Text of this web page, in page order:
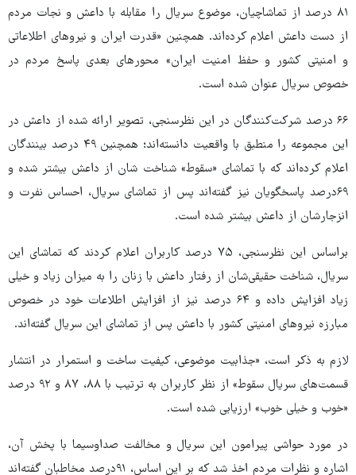
۸۱ درصد از تماشاچیان، موضوع سریال را مقابله با داعش و نجات مردم
از دست داعش اعلام کرده‌اند. همچنین «قدرت ایران و نیروهای اطلاعاتی
و امنیتی کشور و حفظ امنیت ایران» محورهای بعدی پاسخ مردم در
خصوص سریال عنوان شده‌ است.
۶۶ درصد شرکت‌کنندگان در این نظرسنجی، تصویر ارائه شده از داعش در
این مجموعه را منطبق با واقعیت دانسته‌اند؛ همچنین ۴۹ درصد بینندگان
اعلام کرده‌اند که با تماشای «سقوط» شناخت شان از داعش بیشتر شده و
۶۹درصد پاسخگویان نیز گفته‌اند پس از تماشای سریال، احساس نفرت و
انزجارشان از داعش بیشتر شده است.
براساس این نظرسنجی، ۷۵ درصد کاربران اعلام کردند که تماشای این
سریال، شناخت حقیقی‌شان از رفتار داعش با زنان را به میزان زیاد و خیلی
زیاد افزایش داده و ۶۴ درصد نیز از افزایش اطلاعات خود در خصوص
مبارزه نیروهای امنیتی کشور با داعش پس از تماشای این سریال گفته‌اند.
لازم به ذکر است، «جذابیت موضوعی، کیفیت ساخت و استمرار در انتشار
قسمت‌های سریال سقوط» از نظر کاربران به ترتیب با ۸۸، ۸۷ و ۹۲ درصد
«خوب و خیلی خوب» ارزیابی شده است.
در مورد حواشی پیرامون این سریال و مخالفت صداوسیما با پخش آن،
اشاره و نظرات مردم اخذ شد که بر این اساس، ۹۱درصد مخاطبان گفته‌اند